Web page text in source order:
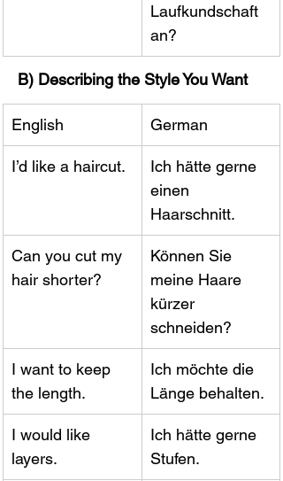
Laufkundschaft
an?
B) Describing the Style You Want
English German
I’d like a haircut.
Ich hätte gerne
einen
Haarschnitt.
Can you cut my
hair shorter?
Können Sie
meine Haare
kürzer
schneiden?
I want to keep
the length.
Ich möchte die
Länge behalten.
I would like
layers.
Ich hätte gerne
Stufen.